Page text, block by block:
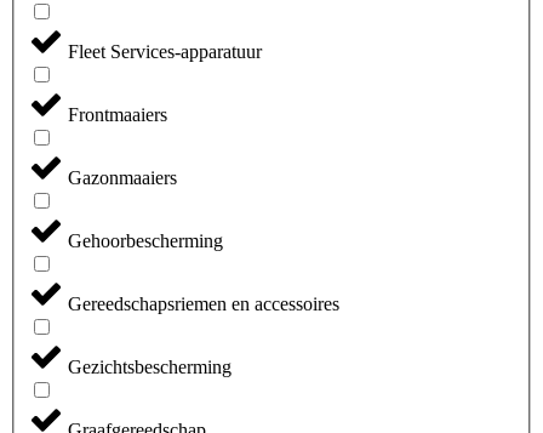
Fleet Services-apparatuur
Frontmaaiers
Gazonmaaiers
Gehoorbescherming
Gereedschapsriemen en accessoires
Gezichtsbescherming